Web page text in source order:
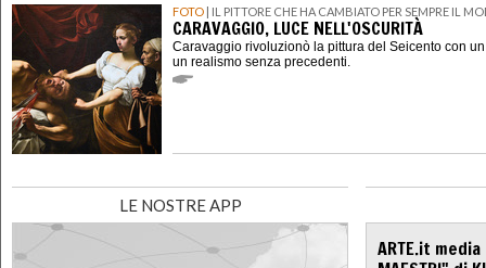
FOTO | IL PITTORE CHE HA CAMBIATO PER SEMPRE IL
CARAVAGGIO, LUCE NELL'OSCURITÀ
Caravaggio rivoluzionò la pittura del Seicento con
un realismo senza precedenti.
LE NOSTRE APP
ARTE.it